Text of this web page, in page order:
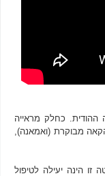
ההודית. כחלק מראייה
מבוקרת (ואמאנה),
הינה יעילה לטיפול